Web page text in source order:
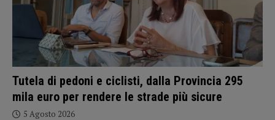
Tutela di pedoni e ciclisti, dalla Provincia 295
mila euro per rendere le strade più sicure
5 Agosto 2026